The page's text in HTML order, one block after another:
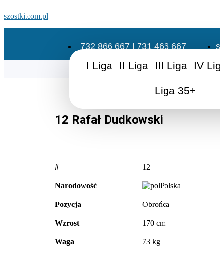
szostki.com.pl
732 866 667 | 731 466 667
I Liga II Liga III Liga IV
Liga 35+
12 Rafał Dudkowski
# 12
Narodowość Polska
Pozycja Obrońca
Wzrost 170 cm
Waga 73 kg